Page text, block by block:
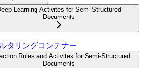
Learning Activites for Semi-Structured
Documents
タリングコンテナー
Rules and Activites for Semi-Structured
Documents